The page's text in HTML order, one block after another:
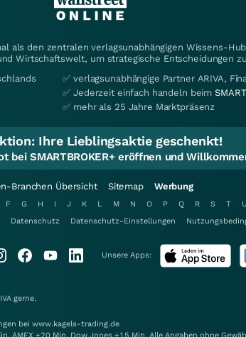
als den zentralen verlagsunabhängigen Wissens-
Wirtschaftswelt, um strategische Entscheidungen
✅ verlagsunabhängige Partner ARIVA,
✅ Jederzeit einfach handeln beim
✅ mehr als 25 Jahre Marktpräsenz
Ihre Lieblingsaktie geschenkt!
bei SMARTBROKER+ eröffnen und
Branchen Übersicht Sitemap Werbung
F G H I J K L M N O P Q R S T U
Datenschutz Datenschutz-Einstellungen
Unsere Apps:
gerne.
bei www.kagels-trading.de